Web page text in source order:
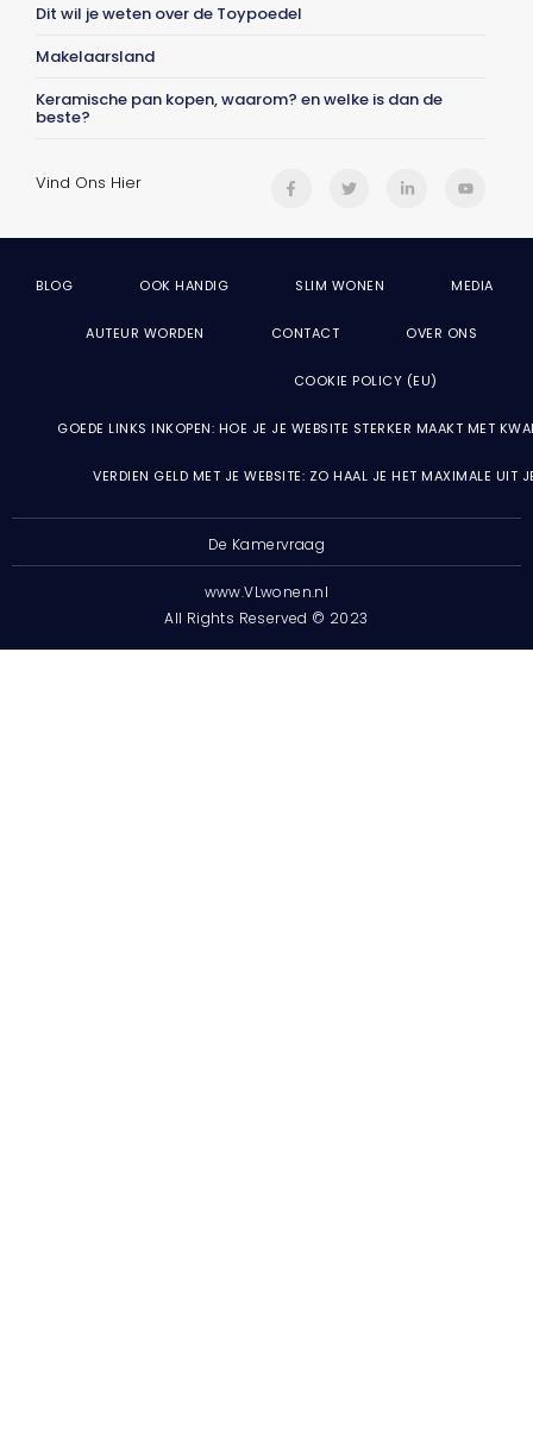
Dit wil je weten over de Toypoedel
Makelaarsland
Keramische pan kopen, waarom? en welke is dan de
beste?
Vind Ons Hier
BLOG OOK HANDIG SLIM WONEN MEDIA
AUTEUR WORDEN CONTACT OVER ONS
COOKIE POLICY (EU)
GOEDE LINKS INKOPEN: HOE JE JE WEBSITE STERKER MAAKT MET
VERDIEN GELD MET JE WEBSITE: ZO HAAL JE HET MAXIMALE UIT
De Kamervraag
www.VLwonen.nl
All Rights Reserved © 2023